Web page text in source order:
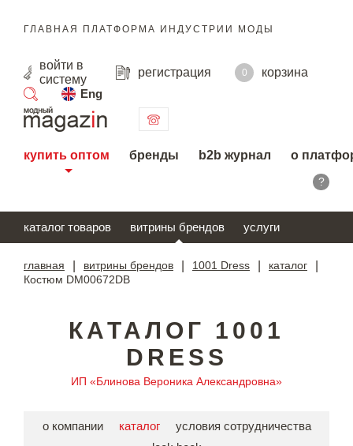
ГЛАВНАЯ ПЛАТФОРМА ИНДУСТРИИ МОДЫ
войти в
систему
регистрация 0
корзина
Eng
поиск
купить оптом бренды b2b журнал о
?
каталог товаров витрины брендов услуги
главная витрины брендов 1001 Dress каталог
Костюм DM00672DB
КАТАЛОГ 1001
DRESS
ИП «Блинова Вероника Александровна»
о компании каталог
условия сотрудничества